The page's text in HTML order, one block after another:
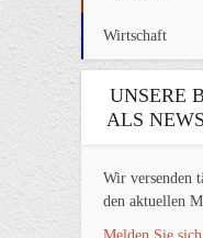
Wirtschaft
UNSERE
ALS
Wir versenden
den aktuellen